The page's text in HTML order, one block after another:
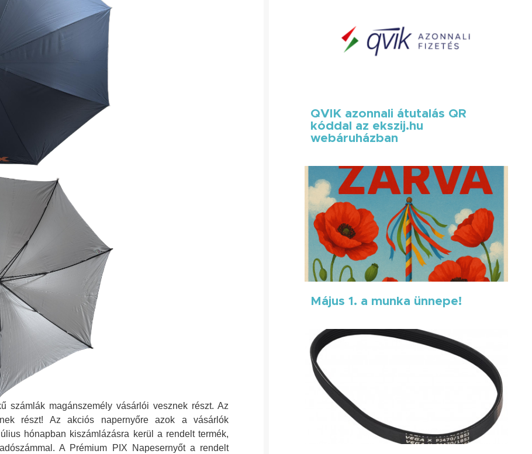
számlák magánszemély vásárlói vesznek részt. Az
részt! Az akciós napernyőre azok a vásárlók
hónapban kiszámlázásra kerül a rendelt termék,
A Prémium PIX Napesernyőt a rendelt
QVIK azonnali átutalás QR
kóddal az ekszij.hu
webáruházban
Május 1. a munka ünnepe!